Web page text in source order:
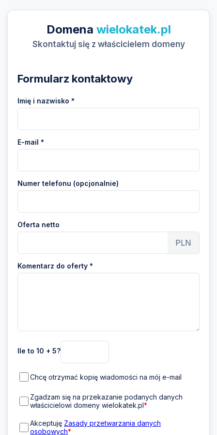
Domena wielokatek.pl
Skontaktuj się z właścicielem domeny
Formularz kontaktowy
Imię i nazwisko *
E-mail *
Numer telefonu (opcjonalnie)
Oferta netto
PLN
Komentarz do oferty *
Ile to 10 + 5?
Chcę otrzymać kopię wiadomości na mój e-mail
Zgadzam się na przekazanie podanych danych
właścicielowi domeny wielokatek.pl*
Akceptuję Zasady przetwarzania danych
osobowych*